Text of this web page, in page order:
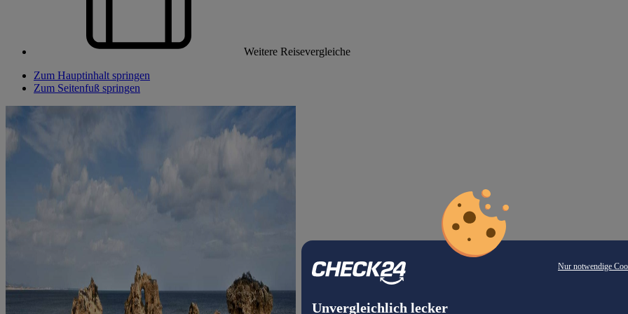
Nur notwendige
Unvergleichlich lecker
Weitere Reisevergleiche
Zum Hauptinhalt springen
Zum Seitenfuß springen